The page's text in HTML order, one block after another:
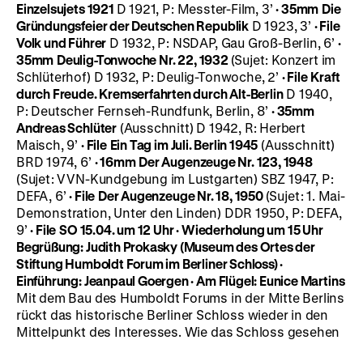
Einzelsujets 1921 D 1921, P: Messter-Film, 3’·35mm Die
Gründungsfeier der Deutschen RepublikD 1923, 3’ · File
Volk und Führer D 1932, P: NSDAP, Gau Groß-Berlin, 6’ ·
35mm Deulig-Tonwoche Nr. 22, 1932 (Sujet: Konzert im
Schlüterhof) D 1932, P: Deulig-Tonwoche, 2’ · File Kraft
durch Freude. Kremserfahrten durch Alt-BerlinD 1940,
P: Deutscher Fernseh-Rundfunk, Berlin, 8’· 35mm
Andreas Schlüter(Ausschnitt) D 1942, R: Herbert
Maisch, 9’ · File Ein Tag im Juli. Berlin 1945 (Ausschnitt)
BRD 1974, 6’ · 16mm Der Augenzeuge Nr. 123, 1948
(Sujet: VVN-Kundgebung im Lustgarten) SBZ 1947, P:
DEFA, 6’· File Der Augenzeuge Nr. 18, 1950 (Sujet: 1. Mai-
Demonstration, Unter den Linden) DDR 1950, P: DEFA,
9’· File SO 15.04. um 12 Uhr·Wiederholung um 15 Uhr
Begrüßung: Judith Prokasky (Museum des Ortes der
Stiftung Humboldt Forum im Berliner Schloss) ·
Einführung: Jeanpaul Goergen · Am Flügel: Eunice Martins
Mit dem Bau des Humboldt Forums in der Mitte Berlins
rückt das historische Berliner Schloss wieder in den
Mittelpunkt des Interesses. Wie das Schloss gesehen